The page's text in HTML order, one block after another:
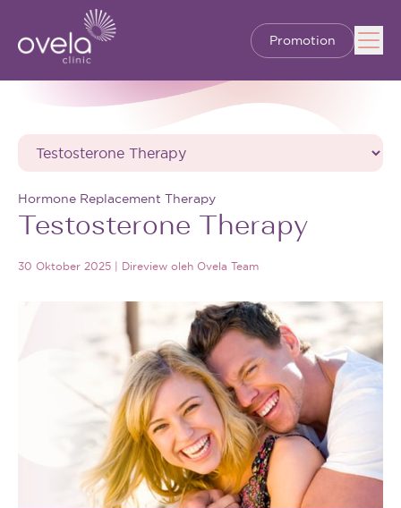
Promotion
Hormone Replacement Therapy
Testosterone Therapy
30 Oktober 2025 | Direview oleh Ovela Team